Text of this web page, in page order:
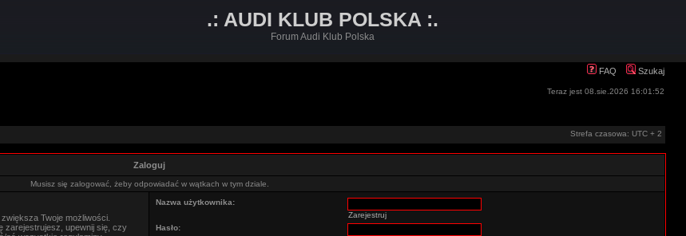
.: AUDI KLUB POLSKA :.
Forum Audi Klub Polska
FAQ Szukaj
Teraz jest 08.sie.2026 16:01:52
Strefa czasowa: UTC + 2
Zaloguj
Musisz się zalogować, żeby odpowiadać w wątkach w tym dziale.
Twoje możliwości.
zarejestrujesz, upewnij się, czy
Nazwa użytkownika:
Zarejestruj
Hasło: